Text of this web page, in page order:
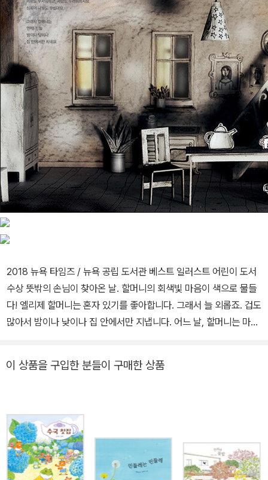
2018 뉴욕 타임즈 / 뉴욕 공립 도서관 베스트 일러스트 어린이 도서
수상 뜻밖의 손님이 찾아온 날. 할머니의 회색빛 마음이 색으로 물들
다! 엘리제 할머니는 혼자 있기를 좋아합니다. 그래서 늘 외롭죠. 겁도
많아서 밤이나 낮이나 집 안에서만 지냅니다. 어느 날, 할머니는 마룻
하는 것을 좋아하는 할머니는 그것을 벽난로에 던져 태워 버립니다.
더니 화장실에 가고 싶다고 말합니다. 소년은 엘리제 할머니에게 동
화책을 읽어 달라고 부탁하더니, 이내 함께 숨바꼭질 놀이까지 즐깁
니다. 집에 가기 전에는 할머니가 잼을 발라 준 빵까지 먹지요. 집을
나서기 전 소년은 말합니다. "할머니 집 되게 좋아요." 그런데 소년이
이 상품을 구입한 분들이 구매한 상품